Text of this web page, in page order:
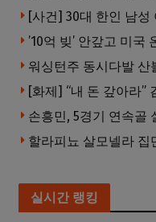
[사건] 30대 한인 남성
할라피뇨 살모넬라 집
실시간 랭킹